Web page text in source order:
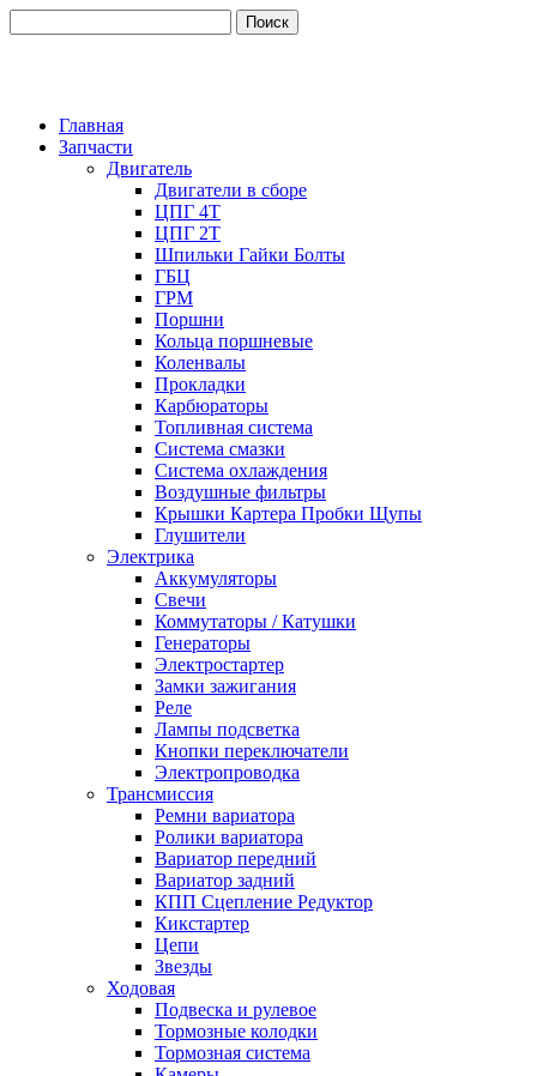
Главная
Запчасти
Двигатель
Двигатели в сборе
ЦПГ 4Т
ЦПГ 2Т
Шпильки Гайки Болты
ГБЦ
ГРМ
Поршни
Кольца поршневые
Коленвалы
Прокладки
Карбюраторы
Топливная система
Система смазки
Система охлаждения
Воздушные фильтры
Крышки Картера Пробки Щупы
Глушители
Электрика
Аккумуляторы
Свечи
Коммутаторы / Катушки
Генераторы
Электростартер
Замки зажигания
Реле
Лампы подсветка
Кнопки переключатели
Электропроводка
Трансмиссия
Ремни вариатора
Ролики вариатора
Вариатор передний
Вариатор задний
КПП Сцепление Редуктор
Кикстартер
Цепи
Звезды
Ходовая
Подвеска и рулевое
Тормозные колодки
Тормозная система